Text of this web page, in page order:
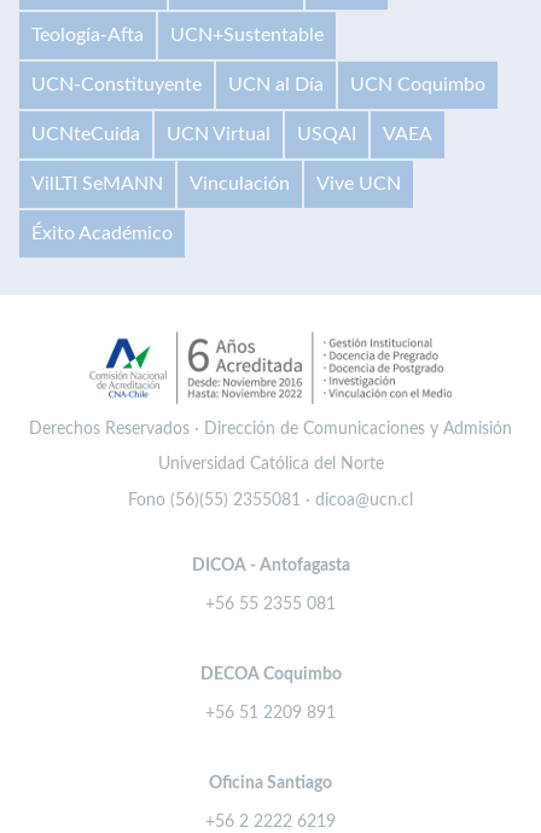
Teología-Afta UCN+Sustentable
UCN-Constituyente UCN al Día UCN Coquimbo
UCNteCuida UCN Virtual USQAI VAEA
VilLTI SeMANN Vinculación Vive UCN
Éxito Académico
Derechos Reservados · Dirección de Comunicaciones y Admisión
Universidad Católica del Norte
Fono (56)(55) 2355081 · dicoa@ucn.cl
DICOA - Antofagasta
+56 55 2355 081
DECOA Coquimbo
+56 51 2209 891
Oficina Santiago
+56 2 2222 6219